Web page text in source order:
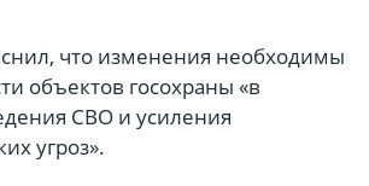
что изменения необходимы
объектов госохраны «в
СВО и усиления
угроз».